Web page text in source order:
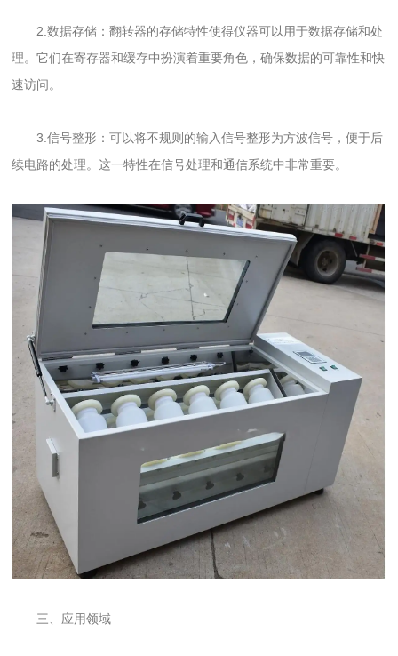
2.数据存储：翻转器的存储特性使得仪器可以用于数据存储和处
理。它们在寄存器和缓存中扮演着重要角色，确保数据的可靠性和快
速访问。
3.信号整形：可以将不规则的输入信号整形为方波信号，便于后
续电路的处理。这一特性在信号处理和通信系统中非常重要。
三、应用领域